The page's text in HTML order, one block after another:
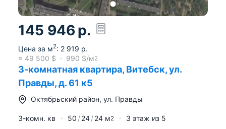
145 946 р.
Цена за м2: 2 919 р.
≈ 49 500 $ 990 $/м2
3-комнатная квартира, Витебск, ул.
Правды, д. 61 к5
Октябрьский район, ул. Правды
3-комн. кв 50 24 24 м2 3 этаж из 5